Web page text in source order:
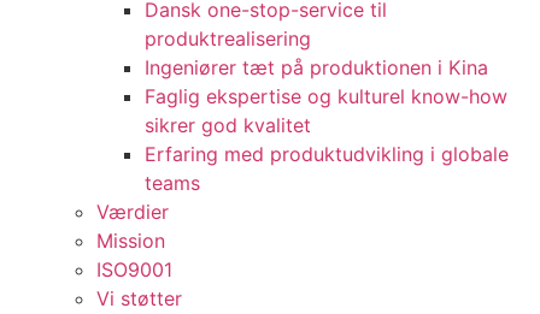
Dansk one-stop-service til
produktrealisering
Ingeniører tæt på produktionen i Kina
Faglig ekspertise og kulturel know-how
sikrer god kvalitet
Erfaring med produktudvikling i globale
teams
Værdier
Mission
ISO9001
Vi støtter